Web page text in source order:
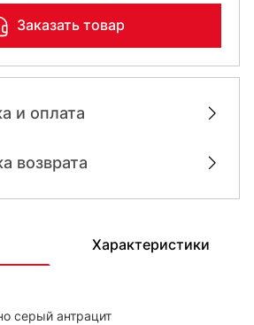
Заказать товар
и оплата
возврата
Характеристики
серый антрацит